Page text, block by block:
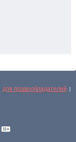
для правообладателей |